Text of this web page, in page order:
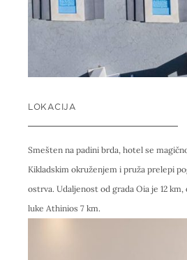
LOKACIJA
Smešten na padini brda, hotel se
Kikladskim okruženjem i pruža prelepi
ostrva. Udaljenost od grada Oia je 12
luke Athinios 7 km.